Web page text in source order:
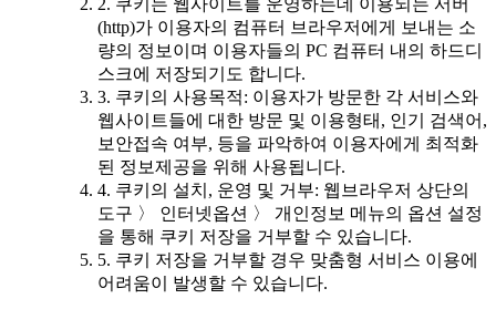
2. 쿠키는 웹사이트를 운영하는데 이용되는 서버
(http)가 이용자의 컴퓨터 브라우저에게 보내는 소
량의 정보이며 이용자들의 PC 컴퓨터 내의 하드디
스크에 저장되기도 합니다.
3. 쿠키의 사용목적: 이용자가 방문한 각 서비스와
웹사이트들에 대한 방문 및 이용형태, 인기 검색어,
보안접속 여부, 등을 파악하여 이용자에게 최적화
된 정보제공을 위해 사용됩니다.
4. 쿠키의 설치, 운영 및 거부: 웹브라우저 상단의
도구 〉 인터넷옵션 〉 개인정보 메뉴의 옵션 설정
을 통해 쿠키 저장을 거부할 수 있습니다.
5. 쿠키 저장을 거부할 경우 맞춤형 서비스 이용에
어려움이 발생할 수 있습니다.